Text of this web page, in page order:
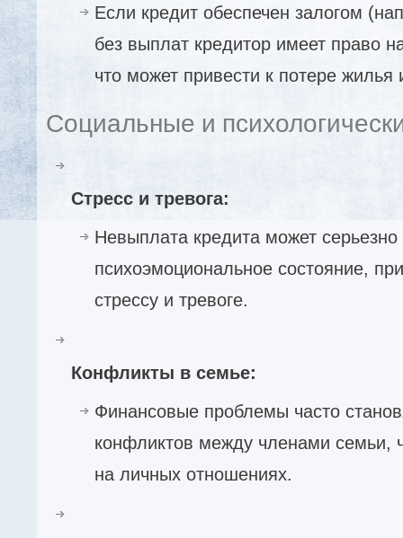
Если кредит обеспечен залогом
без выплат кредитор имеет право
что может привести к потере
Социальные и
Стресс и тревога:
Невыплата кредита может серьезно
психоэмоциональное состояние,
стрессу и тревоге.
Конфликты в семье:
Финансовые проблемы часто
конфликтов между членами семьи,
на личных отношениях.